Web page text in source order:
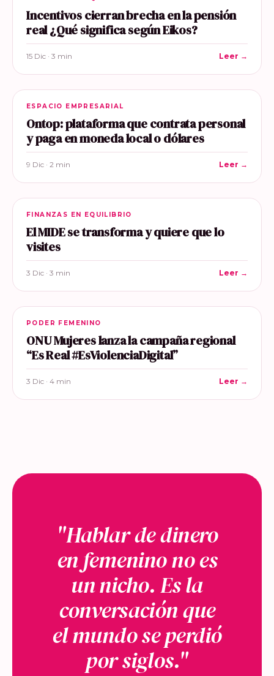
Incentivos cierran brecha en la pensión
real ¿Qué significa según Eikos?
15 Dic · 3 min Leer →
ESPACIO EMPRESARIAL
Ontop: plataforma que contrata personal
y paga en moneda local o dólares
9 Dic · 2 min Leer →
FINANZAS EN EQUILIBRIO
El MIDE se transforma y quiere que lo
visites
3 Dic · 3 min Leer →
PODER FEMENINO
ONU Mujeres lanza la campaña regional
“Es Real #EsViolenciaDigital”
3 Dic · 4 min Leer →
"Hablar de dinero
en femenino no es
un nicho. Es la
conversación que
el mundo se perdió
por siglos."